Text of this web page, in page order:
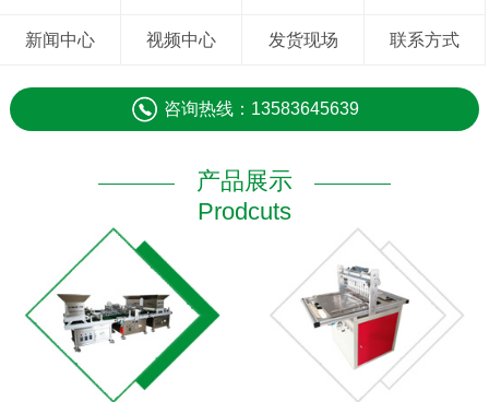
新闻中心 视频中心 发货现场 联系方式
咨询热线：13583645639
产品展示
Prodcuts